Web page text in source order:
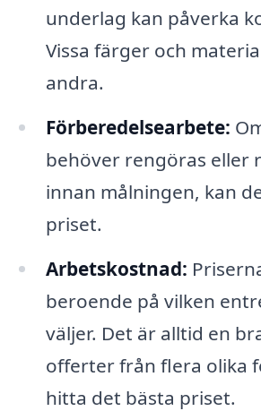
underlag kan påverka
Vissa färger och
andra.
Förberedelsearbete:
behöver rengöras eller
innan målningen, kan
priset.
Arbetskostnad:
beroende på vilken
väljer. Det är alltid en
offerter från flera olika
hitta det bästa priset.